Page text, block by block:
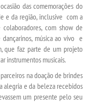
das comemorações do
e da região, inclusive com a
com show de
música ao vivo e
que faz parte de um projeto
instrumentos musicais.
na doação de brindes
alegria e da beleza recebidos
um presente pelo seu